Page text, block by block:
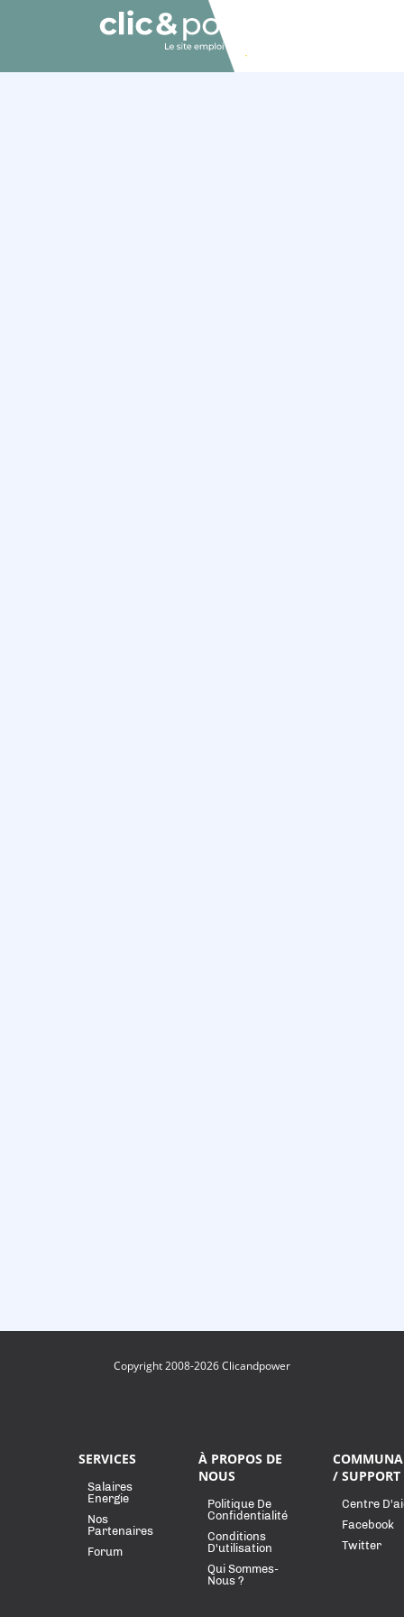
Copyright 2008-2026 Clicandpower
SERVICES
Salaires
Energie
Nos
Partenaires
Forum
À PROPOS DE
NOUS
Politique De
Confidentialité
Conditions
D'utilisation
Qui Sommes-
Nous ?
/ SUPPORT
Centre
Facebook
Twitter